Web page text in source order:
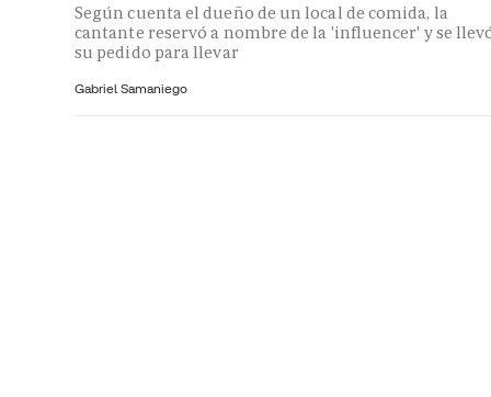
Según cuenta el dueño de un local de comida, la
cantante reservó a nombre de la 'influencer' y se
su pedido para llevar
Gabriel Samaniego